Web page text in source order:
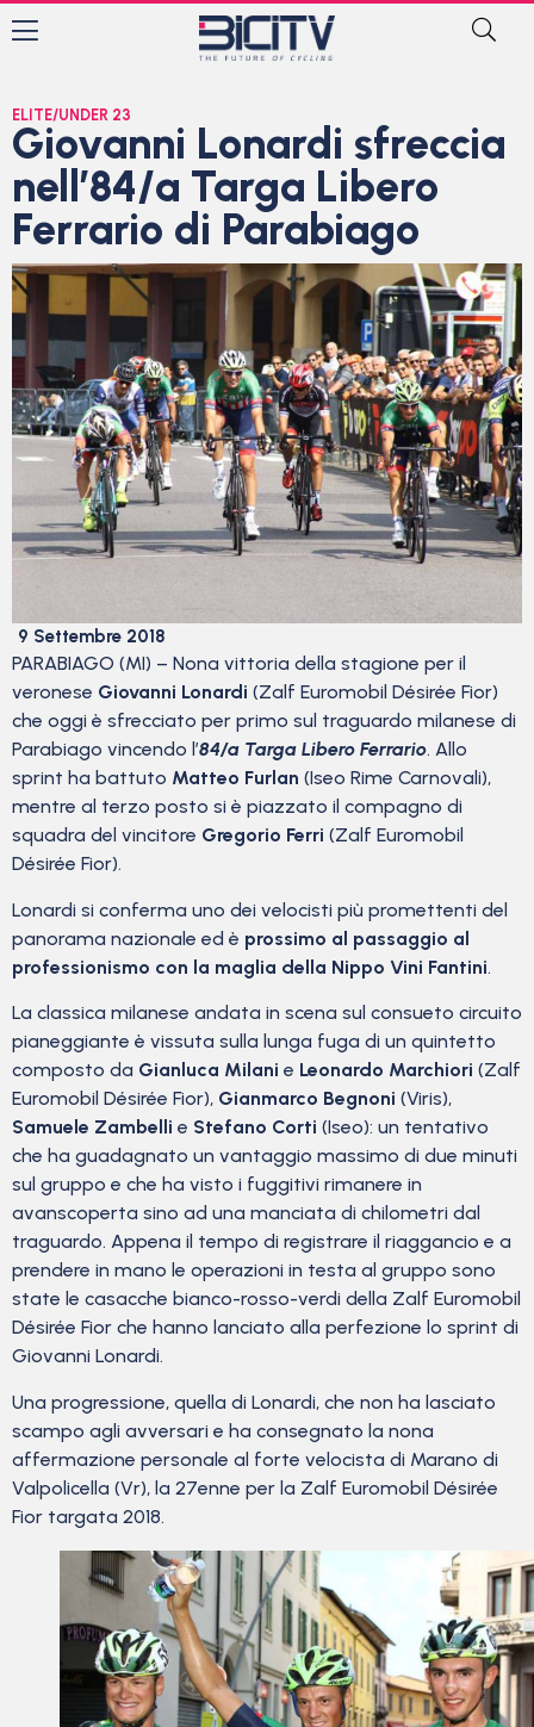
ELITE/UNDER 23
Giovanni Lonardi sfreccia
nell’84/a Targa Libero
Ferrario di Parabiago
9 Settembre 2018
PARABIAGO (MI) – Nona vittoria della stagione per il
veronese Giovanni Lonardi (Zalf Euromobil Désirée Fior)
che oggi è sfrecciato per primo sul traguardo milanese di
Parabiago vincendo l’84/a Targa Libero Ferrario. Allo
sprint ha battuto Matteo Furlan (Iseo Rime Carnovali),
mentre al terzo posto si è piazzato il compagno di
squadra del vincitore Gregorio Ferri (Zalf Euromobil
Désirée Fior).
Lonardi si conferma uno dei velocisti più promettenti del
panorama nazionale ed è prossimo al passaggio al
professionismo con la maglia della Nippo Vini Fantini.
La classica milanese andata in scena sul consueto circuito
pianeggiante è vissuta sulla lunga fuga di un quintetto
composto da Gianluca Milani e Leonardo Marchiori (Zalf
Euromobil Désirée Fior), Gianmarco Begnoni (Viris),
Samuele Zambelli e Stefano Corti (Iseo): un tentativo
che ha guadagnato un vantaggio massimo di due minuti
sul gruppo e che ha visto i fuggitivi rimanere in
avanscoperta sino ad una manciata di chilometri dal
traguardo. Appena il tempo di registrare il riaggancio e a
prendere in mano le operazioni in testa al gruppo sono
state le casacche bianco-rosso-verdi della Zalf Euromobil
Désirée Fior che hanno lanciato alla perfezione lo sprint di
Giovanni Lonardi.
Una progressione, quella di Lonardi, che non ha lasciato
scampo agli avversari e ha consegnato la nona
affermazione personale al forte velocista di Marano di
Valpolicella (Vr), la 27enne per la Zalf Euromobil Désirée
Fior targata 2018.